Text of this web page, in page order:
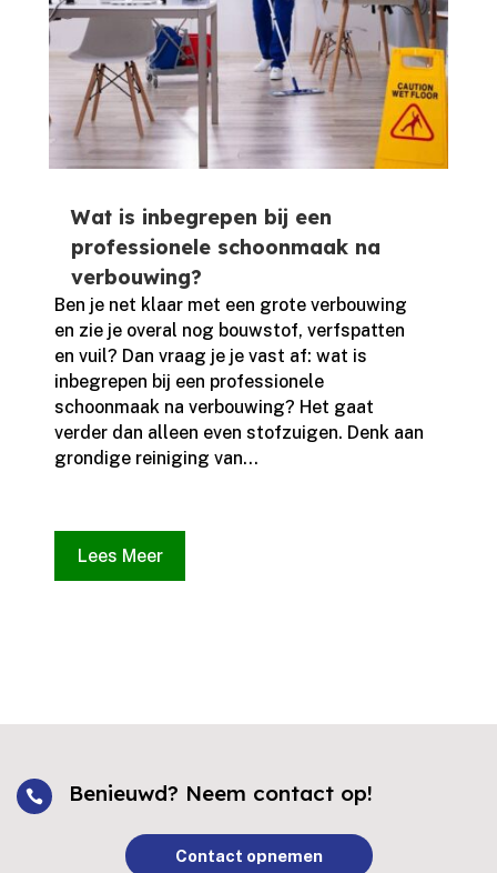
Wat is inbegrepen bij een
professionele schoonmaak na
verbouwing?
Ben je net klaar met een grote verbouwing
en zie je overal nog bouwstof, verfspatten
en vuil? Dan vraag je je vast af: wat is
inbegrepen bij een professionele
schoonmaak na verbouwing? Het gaat
verder dan alleen even stofzuigen.​ Denk aan
grondige reiniging van...
Lees Meer
 Benieuwd? Neem contact op!
Contact opnemen